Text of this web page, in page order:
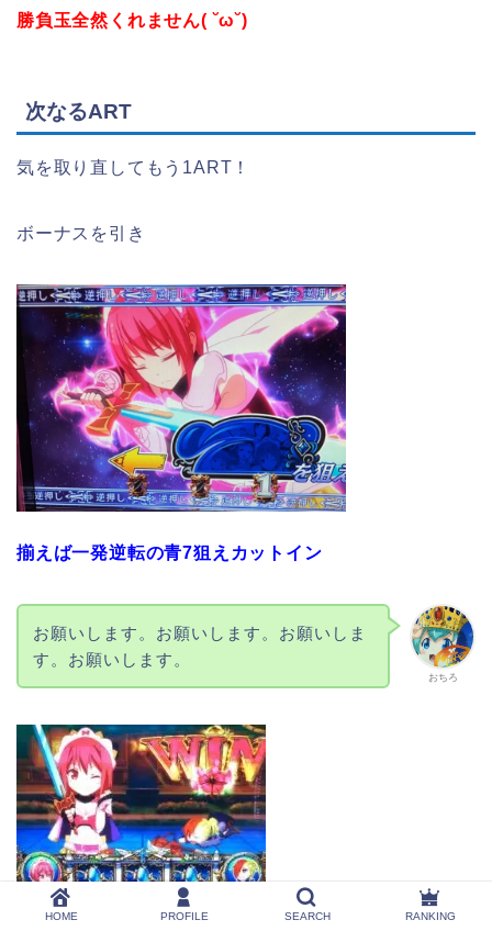
勝負玉全然くれません( ˘ω˘)
次なるART
気を取り直してもう1ART！
ボーナスを引き
揃えば一発逆転の青7狙えカットイン
おちろ
お願いします。お願いします。お願いしま
す。お願いします。
HOME PROFILE SEARCH RANKING